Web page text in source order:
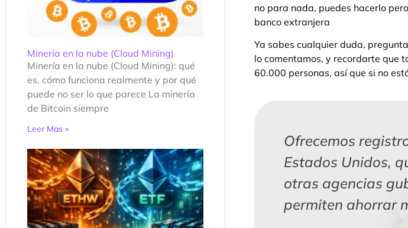
Minería en la nube (Cloud Mining)
Minería en la nube (Cloud Mining): qué
es, cómo funciona realmente y por qué
puede no ser lo que parece La minería
de Bitcoin siempre
Leer Mas »
no para nada, puedes hacerlo
banco extranjera
Ya sabes cualquier duda,
lo comentamos, y recordarte que
60.000 personas, así que si no
Ofrecemos
Estados Unidos,
otras agencias
permiten ahorrar